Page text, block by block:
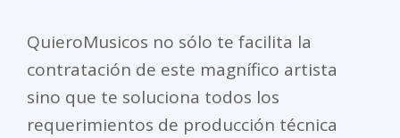
QuieroMusicos no sólo te facilita la
contratación de este magnífico artista
sino que te soluciona todos los
requerimientos de producción técnica